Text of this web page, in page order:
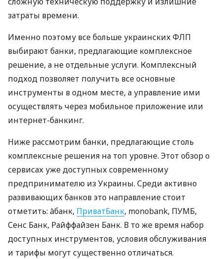
затраты времени.
Именно поэтому все больше украинских ФЛП
выбирают банки, предлагающие комплексное
решение, а не отдельные услуги. Комплексный
подход позволяет получить все основные
инструменты в одном месте, а управление ими
осуществлять через мобильное приложение или
интернет-банкинг.
Ниже рассмотрим банки, предлагающие столь
комплексные решения на топ уровне. Этот обзор о
сервисах уже доступных современному
предпринимателю из Украины. Среди активно
развивающих банков это направление стоит
отметить: àбанк, ПриватБанк, monobank, ПУМБ,
Сенс Банк, Райффайзен Банк. В то же время набор
доступных инструментов, условия обслуживания
и тарифы могут существенно отличаться.